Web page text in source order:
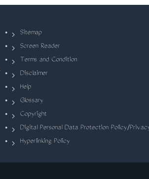
Sitemap
Screen Reader
Terms and Condition
Disclaimer
Help
Glossary
Copyright
Digital Personal Data Protection Policy/
Hyperlinking Policy